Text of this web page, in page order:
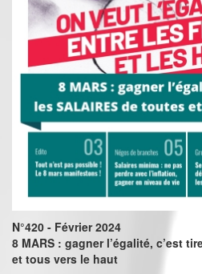
N°420 - Février 2024
8 MARS : gagner l’égalité, c’est
et tous vers le haut